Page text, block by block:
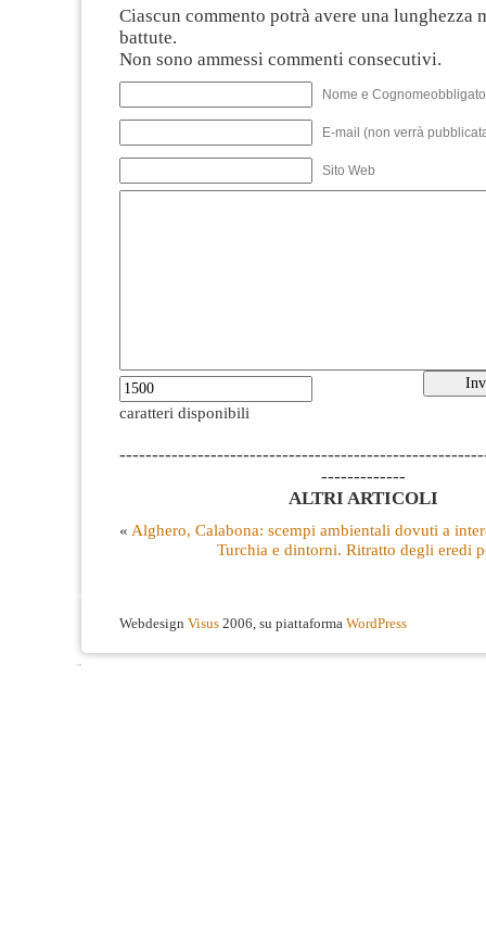
Ciascun commento potrà avere una lunghezza
battute.
Non sono ammessi commenti consecutivi.
Nome e
E-mail (non verrà
Sito Web
caratteri disponibili
-------------
ALTRI ARTICOLI
« Alghero, Calabona: scempi ambientali dovuti a
Turchia e dintorni. Ritratto degli eredi
Webdesign Visus 2006, su piattaforma WordPress